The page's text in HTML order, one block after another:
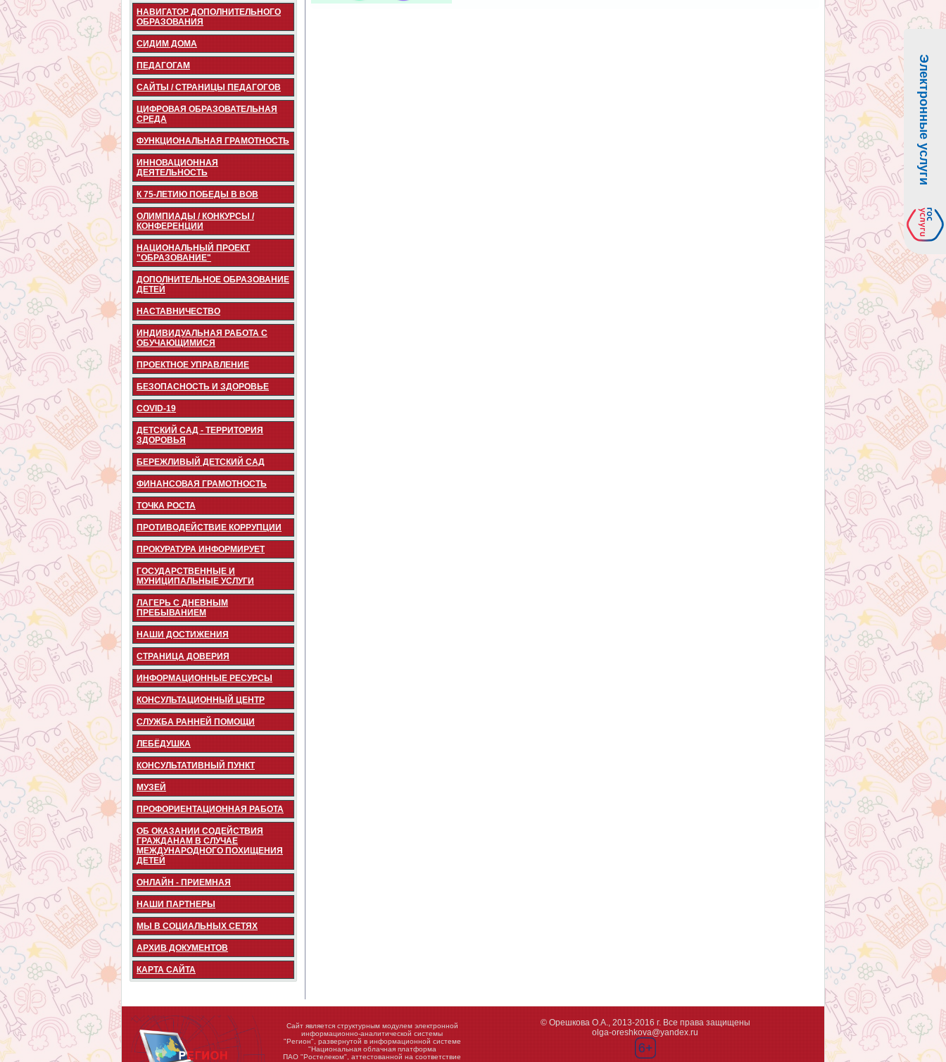
НАВИГАТОР ДОПОЛНИТЕЛЬНОГО
ОБРАЗОВАНИЯ
СИДИМ ДОМА
ПЕДАГОГАМ
САЙТЫ / СТРАНИЦЫ ПЕДАГОГОВ
ЦИФРОВАЯ ОБРАЗОВАТЕЛЬНАЯ
СРЕДА
ФУНКЦИОНАЛЬНАЯ ГРАМОТНОСТЬ
ИННОВАЦИОННАЯ
ДЕЯТЕЛЬНОСТЬ
К 75-ЛЕТИЮ ПОБЕДЫ В ВОВ
ОЛИМПИАДЫ / КОНКУРСЫ /
КОНФЕРЕНЦИИ
НАЦИОНАЛЬНЫЙ ПРОЕКТ
"ОБРАЗОВАНИЕ"
ДОПОЛНИТЕЛЬНОЕ ОБРАЗОВАНИЕ
ДЕТЕЙ
НАСТАВНИЧЕСТВО
ИНДИВИДУАЛЬНАЯ РАБОТА С
ОБУЧАЮЩИМИСЯ
ПРОЕКТНОЕ УПРАВЛЕНИЕ
БЕЗОПАСНОСТЬ И ЗДОРОВЬЕ
COVID-19
ДЕТСКИЙ САД - ТЕРРИТОРИЯ
ЗДОРОВЬЯ
БЕРЕЖЛИВЫЙ ДЕТСКИЙ САД
ФИНАНСОВАЯ ГРАМОТНОСТЬ
ТОЧКА РОСТА
ПРОТИВОДЕЙСТВИЕ КОРРУПЦИИ
ПРОКУРАТУРА ИНФОРМИРУЕТ
ГОСУДАРСТВЕННЫЕ И
МУНИЦИПАЛЬНЫЕ УСЛУГИ
ЛАГЕРЬ С ДНЕВНЫМ
ПРЕБЫВАНИЕМ
НАШИ ДОСТИЖЕНИЯ
СТРАНИЦА ДОВЕРИЯ
ИНФОРМАЦИОННЫЕ РЕСУРСЫ
КОНСУЛЬТАЦИОННЫЙ ЦЕНТР
СЛУЖБА РАННЕЙ ПОМОЩИ
ЛЕБЁДУШКА
КОНСУЛЬТАТИВНЫЙ ПУНКТ
МУЗЕЙ
ПРОФОРИЕНТАЦИОННАЯ РАБОТА
ОБ ОКАЗАНИИ СОДЕЙСТВИЯ
ГРАЖДАНАМ В СЛУЧАЕ
МЕЖДУНАРОДНОГО ПОХИЩЕНИЯ
ДЕТЕЙ
ОНЛАЙН - ПРИЕМНАЯ
НАШИ ПАРТНЕРЫ
МЫ В СОЦИАЛЬНЫХ СЕТЯХ
АРХИВ ДОКУМЕНТОВ
КАРТА САЙТА
Электронные услуги
Сайт является структурным модулем электронной
информационно-аналитической системы
"Регион",
развернутой в информационной системе
"Национальная облачная платформа
ПАО "Ростелеком", аттестованной на соответствие
© Орешкова О.А., 2013-2016 г. Все права защищены
olga-oreshkova@yandex.ru